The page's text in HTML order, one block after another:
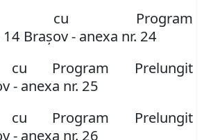
cu Program
14 Braşov- anexa nr. 24
cu Program Prelungit
- anexa nr. 25
cu Program Prelungit
- anexa nr. 26